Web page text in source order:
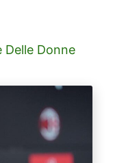
Delle Donne